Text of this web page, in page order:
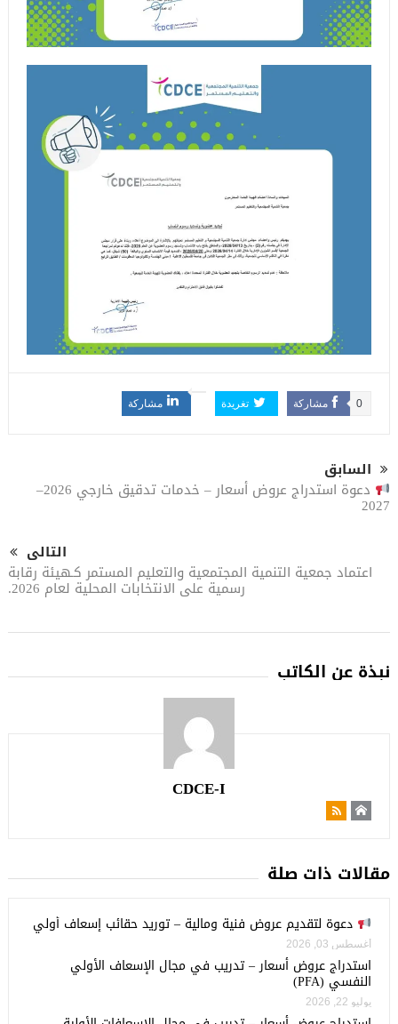
مشاركة 0 تغريدة مشاركة
السابق
دعوة استدراج عروض أسعار – خدمات تدقيق خارجي 2026–
2027
التالى
اعتماد جمعية التنمية المجتمعية والتعليم المستمر كـهيئة رقابة
رسمية على الانتخابات المحلية لعام 2026.
نبذة عن الكاتب
CDCE-I
مقالات ذات صلة
دعوة لتقديم عروض فنية ومالية – توريد حقائب إسعاف أولي
أغسطس 03, 2026
استدراج عروض أسعار – تدريب في مجال الإسعاف الأولي
النفسي (PFA)
يوليو 22, 2026